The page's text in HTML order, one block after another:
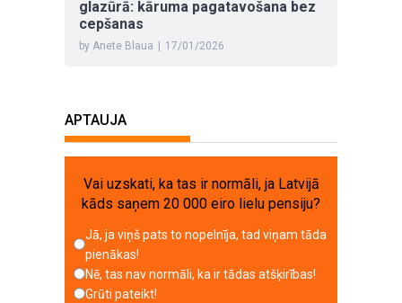
glazūrā: kāruma pagatavošana bez
cepšanas
by Anete Blaua | 17/01/2026
APTAUJA
Vai uzskati, ka tas ir normāli, ja Latvijā
kāds saņem 20 000 eiro lielu pensiju?
Jā, ja viņš pats to nopelnīja, tad viņam tāda
pienākas!
Nē, tas nav normāli, ka ir tādas atšķirības!
Grūti pateikt!